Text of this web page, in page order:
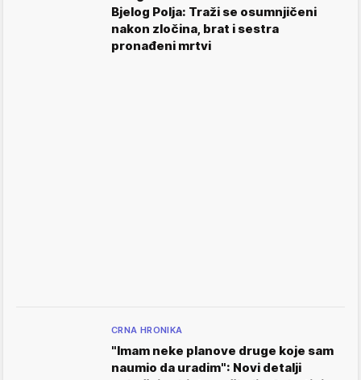
Bjelog Polja: Traži se osumnjičeni
nakon zločina, brat i sestra
pronađeni mrtvi
CRNA HRONIKA
"Imam neke planove druge koje sam
naumio da uradim": Novi detalji